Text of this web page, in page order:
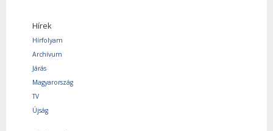
Hírek
Hírfolyam
Archívum
Járás
Magyarország
TV
Újság